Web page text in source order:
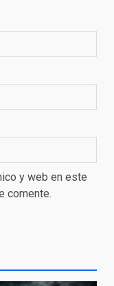
y web en este
comente.